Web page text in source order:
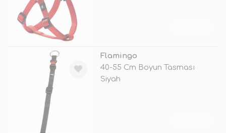
Flamingo
40-55 Cm Boyun Tasması
Siyah